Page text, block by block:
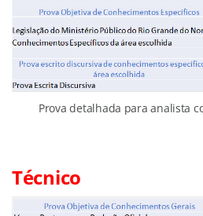
Prova detalhada para analista
Técnico